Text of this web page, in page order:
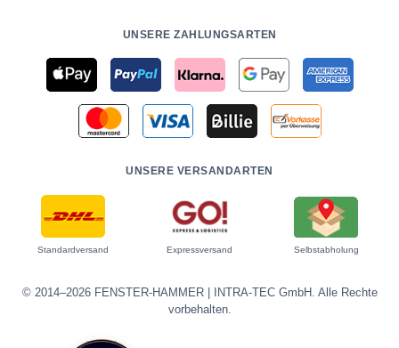
UNSERE ZAHLUNGSARTEN
UNSERE VERSANDARTEN
Standardversand Expressversand Selbstabholung
© 2014–2026 FENSTER-HAMMER | INTRA-TEC GmbH. Alle Rechte
vorbehalten.